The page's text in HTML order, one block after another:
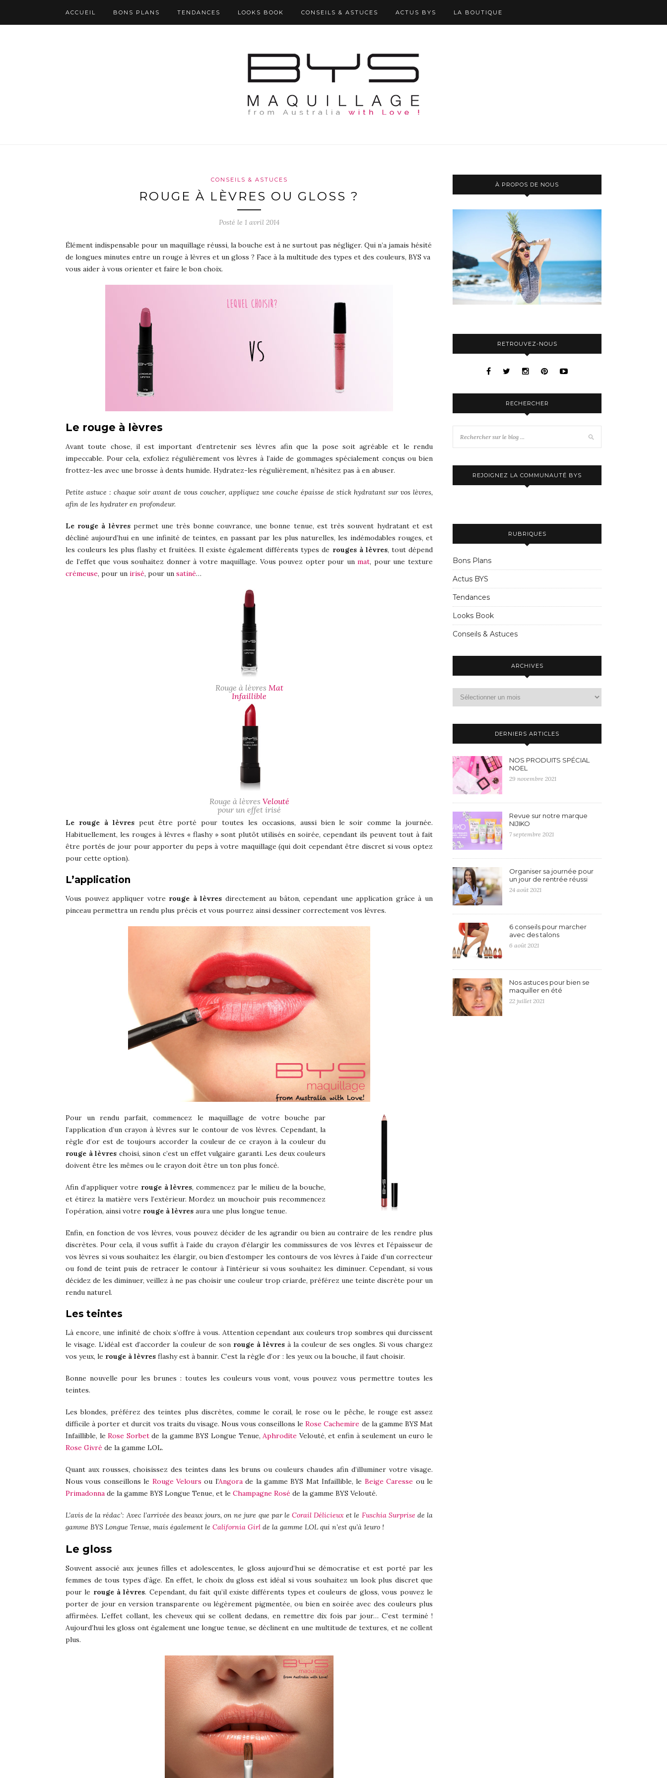
ACCUEIL BONS PLANS TENDANCES LOOKS BOOK CONSEILS & ASTUCES ACTUS BYS LA BOUTIQUE
CONSEILS & ASTUCES
ROUGE À LÈVRES OU GLOSS ?
Posté le 1 avril 2014
Élément indispensable pour un maquillage réussi, la bouche est à ne surtout pas négliger. Qui n’a jamais hésité
de longues minutes entre un rouge à lèvres et un gloss ? Face à la multitude des types et des couleurs, BYS va
vous aider à vous orienter et faire le bon choix.
Le rouge à lèvres
Avant toute chose, il est important d’entretenir ses lèvres afin que la pose soit agréable et le rendu
impeccable. Pour cela, exfoliez régulièrement vos lèvres à l’aide de gommages spécialement conçus ou bien
frottez-les avec une brosse à dents humide. Hydratez-les régulièrement, n’hésitez pas à en abuser.
Petite astuce : chaque soir avant de vous coucher, appliquez une couche épaisse de stick hydratant sur vos lèvres,
afin de les hydrater en profondeur.
Le rouge à lèvrespermet une très bonne couvrance, une bonne tenue, est très souvent hydratant et est
décliné aujourd’hui en une infinité de teintes, en passant par les plus naturelles, les indémodables rouges, et
les couleurs les plus flashy et fruitées. Il existe également différents types de rouges à lèvres, tout dépend
de l’effet que vous souhaitez donner à votre maquillage. Vous pouvez opter pour unmat, pour une texture
crémeuse, pour un irisé, pour un satiné…
Rouge à lèvres Mat
Infaillible
Rouge à lèvres Velouté
pour un effet irisé
Le rouge à lèvrespeut être porté pour toutes les occasions, aussi bien le soir comme la journée.
Habituellement, les rouges à lèvres « flashy » sont plutôt utilisés en soirée, cependant ils peuvent tout à fait
être portés de jour pour apporter du peps à votre maquillage (qui doit cependant être discret si vous optez
pour cette option).
L’application
Vous pouvez appliquer votre rouge à lèvres directement au bâton, cependant une application grâce à un
pinceau permettra un rendu plus précis et vous pourrez ainsi dessiner correctement vos lèvres.
Pour un rendu parfait, commencez le maquillage de votre bouche par
l’application d’un crayon à lèvres sur le contour de vos lèvres. Cependant, la
règle d’or est de toujours accorder la couleur de ce crayon à la couleur du
rouge à lèvres choisi, sinon c’est un effet vulgaire garanti. Les deux couleurs
doivent être les mêmes ou le crayon doit être un ton plus foncé.
Afin d’appliquer votre rouge à lèvres, commencez par le milieu de la bouche,
et étirez la matière vers l’extérieur. Mordez un mouchoir puis recommencez
l’opération, ainsi votre rouge à lèvres aura une plus longue tenue.
Enfin, en fonction de vos lèvres, vous pouvez décider de les agrandir ou bien au contraire de les rendre plus
discrètes. Pour cela, il vous suffit à l’aide du crayon d’élargir les commissures de vos lèvres et l’épaisseur de
vos lèvres si vous souhaitez les élargir, ou bien d’estomper les contours de vos lèvres à l’aide d’un correcteur
ou fond de teint puis de retracer le contour à l’intérieur si vous souhaitez les diminuer. Cependant, si vous
décidez de les diminuer, veillez à ne pas choisir une couleur trop criarde, préférez une teinte discrète pour un
rendu naturel.
Les teintes
Là encore, une infinité de choix s’offre à vous. Attention cependant aux couleurs trop sombres qui durcissent
le visage. L’idéal est d’accorder la couleur de son rouge à lèvres à la couleur de ses ongles. Si vous chargez
vos yeux, le rouge à lèvres flashy est à bannir. C’est la règle d’or : les yeux ou la bouche, il faut choisir.
Bonne nouvelle pour les brunes : toutes les couleurs vous vont, vous pouvez vous permettre toutes les
teintes.
Les blondes, préférez des teintes plus discrètes, comme le corail, le rose ou le pêche, le rouge est assez
difficile à porter et durcit vos traits du visage. Nous vous conseillons leRose Cachemire de la gamme BYS Mat
Infaillible, leRose Sorbetde la gamme BYS Longue Tenue,Aphrodite Velouté, et enfin à seulement un euro le
Rose Givré de la gamme LOL.
Quant aux rousses, choisissez des teintes dans les bruns ou couleurs chaudes afin d’illuminer votre visage.
Nous vous conseillons le Rouge Velours ou l’Angorade la gamme BYS Mat Infaillible, le Beige Caresse ou le
Primadonna de la gamme BYS Longue Tenue, et le Champagne Rosé de la gamme BYS Velouté.
L’avis de la rédac’: Avec l’arrivée des beaux jours, on ne jure que par leCorail Délicieux et le Fuschia Surprise de la
gamme BYS Longue Tenue, mais également le California Girl de la gamme LOL qui n’est qu’à 1euro !
Le gloss
Souvent associé aux jeunes filles et adolescentes, le gloss aujourd’hui se démocratise et est porté par les
femmes de tous types d’âge. En effet, le choix du gloss est idéal si vous souhaitez un look plus discret que
pour le rouge à lèvres. Cependant, du fait qu’il existe différents types et couleurs de gloss, vous pouvez le
porter de jour en version transparente ou légèrement pigmentée, ou bien en soirée avec des couleurs plus
affirmées. L’effet collant, les cheveux qui se collent dedans, en remettre dix fois par jour… C’est terminé !
Aujourd’hui les gloss ont également une longue tenue, se déclinent en une multitude de textures, et ne collent
plus.
À PROPOS DE NOUS
RETROUVEZ-NOUS
RECHERCHER
REJOIGNEZ LA COMMUNAUTÉ BYS
RUBRIQUES
Bons Plans
Actus BYS
Tendances
Looks Book
Conseils & Astuces
ARCHIVES
DERNIERS ARTICLES
NOS PRODUITS SPÉCIAL
NOEL
29 novembre 2021
Revue sur notre marque
NIJIKO
7 septembre 2021
Organiser sa journée pour
un jour de rentrée réussi
24 août 2021
6 conseils pour marcher
avec des talons
6 août 2021
Nos astuces pour bien se
maquiller en été
22 juillet 2021